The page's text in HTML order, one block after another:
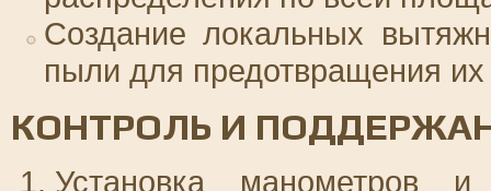
Создание локальных
пыли для предотвращения
КОНТРОЛЬ И
Установка манометров